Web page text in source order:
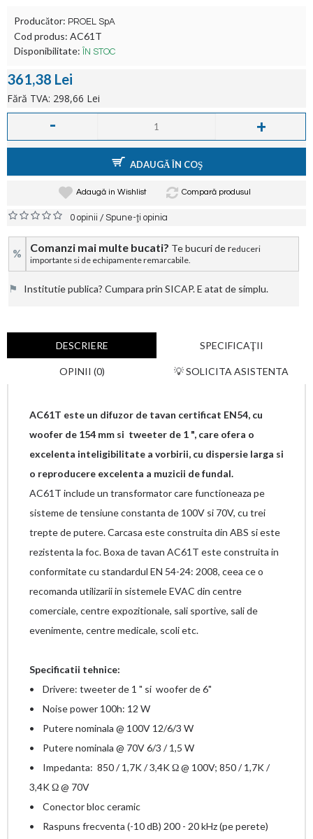
Producător: PROEL SpA
Cod produs: AC61T
Disponibilitate:
ÎN STOC
361,38 Lei
Fără TVA: 298,66 Lei
- +
ADAUGĂ ÎN COŞ
Adaugă in Wishlist Compară produsul
0 opinii /Spune-ţi opinia
% Comanzi mai multe bucati? Te bucuri de reduceri
importante si de echipamente remarcabile.
⚑ Institutie publica? Cumpara prin SICAP. E atat de simplu.
DESCRIERE SPECIFICAŢII
OPINII (0) 💡 SOLICITA ASISTENTA
AC61T este un difuzor de tavan certificat EN54, cu
woofer de 154 mm si tweeter de 1 ", care ofera o
excelenta inteligibilitate a vorbirii, cu dispersie larga si
o reproducere excelenta a muzicii de fundal.
AC61T include un transformator care functioneaza pe
sisteme de tensiune constanta de 100V si 70V, cu trei
trepte de putere. Carcasa este construita din ABS si este
rezistenta la foc. Boxa de tavan AC61T este construita in
conformitate cu standardul EN 54-24: 2008, ceea ce o
recomanda utilizarii in sistemele EVAC din centre
comerciale, centre expozitionale, sali sportive, sali de
evenimente, centre medicale, scoli etc.
Specificatii tehnice:
• Drivere: tweeter de 1 " si woofer de 6"
• Noise power 100h: 12 W
• Putere nominala @ 100V 12/6/3 W
• Putere nominala @ 70V 6/3 / 1,5 W
• Impedanta: 850 / 1,7K / 3,4K Ω @ 100V; 850 / 1,7K /
3,4K Ω @ 70V
• Conector bloc ceramic
• Raspuns frecventa (-10 dB) 200 - 20 kHz (pe perete)